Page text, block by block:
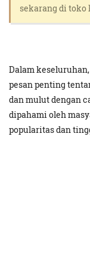
sekarang di toko
Dalam
pesan penting
dan mulut dengan
dipahami oleh
popularitas dan